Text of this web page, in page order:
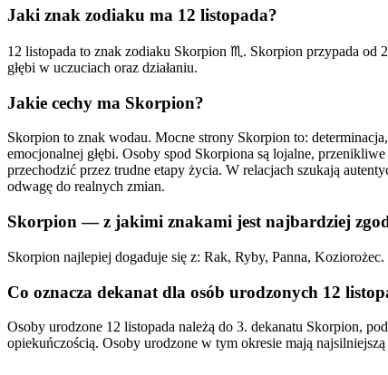
Jaki znak zodiaku ma 12 listopada?
12 listopada to znak zodiaku Skorpion ♏. Skorpion przypada od
głębi w uczuciach oraz działaniu.
Jakie cechy ma Skorpion?
Skorpion to znak wodau. Mocne strony Skorpion to:
emocjonalnej głębi. Osoby spod Skorpiona są lojalne,
przechodzić przez trudne etapy życia. W relacjach szukają
odwagę do realnych zmian.
Skorpion — z jakimi znakami jest najbardziej
Skorpion najlepiej dogaduje się z: Rak, Ryby, Panna,
Co oznacza dekanat dla osób urodzonych 12
Osoby urodzone 12 listopada należą do 3. dekanatu Skorpion,
opiekuńczością. Osoby urodzone w tym okresie mają